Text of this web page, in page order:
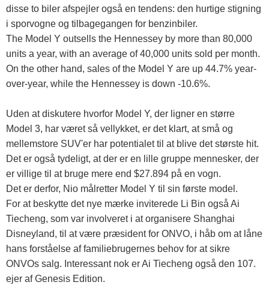
disse to biler afspejler også en tendens: den hurtige stigning
i sporvogne og tilbagegangen for benzinbiler.
The Model Y outsells the Hennessey by more than 80,000
units a year, with an average of 40,000 units sold per month.
On the other hand, sales of the Model Y are up 44.7% year-
over-year, while the Hennessey is down -10.6%.
Uden at diskutere hvorfor Model Y, der ligner en større
Model 3, har været så vellykket, er det klart, at små og
mellemstore SUV'er har potentialet til at blive det største hit.
Det er også tydeligt, at der er en lille gruppe mennesker, der
er villige til at bruge mere end $27.894 på en vogn.
Det er derfor, Nio målretter Model Y til sin første model.
For at beskytte det nye mærke inviterede Li Bin også Ai
Tiecheng, som var involveret i at organisere Shanghai
Disneyland, til at være præsident for ONVO, i håb om at låne
hans forståelse af familiebrugernes behov for at sikre
ONVOs salg. Interessant nok er Ai Tiecheng også den 107.
ejer af Genesis Edition.